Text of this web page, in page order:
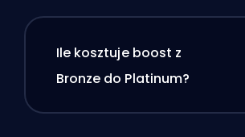
Ile kosztuje boost z
Bronze do Platinum?